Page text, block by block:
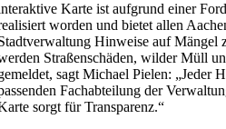
Karte ist aufgrund einer
worden und bietet allen
Hinweise auf Mängel
Straßenschäden, wilder Müll
sagt Michael Pielen: „Jeder
Fachabteilung der
sorgt für Transparenz.“